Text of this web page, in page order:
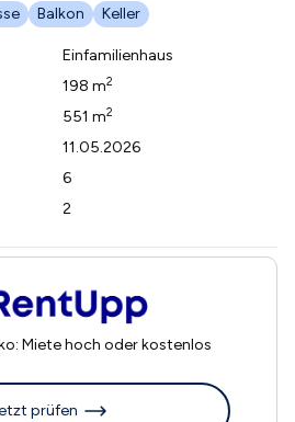
Balkon Keller
Einfamilienhaus
198 m2
551 m2
11.05.2026
6
2
Miete hoch oder kostenlos
prüfen